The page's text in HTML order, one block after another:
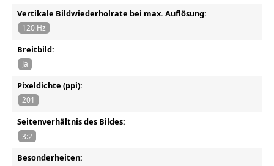
Vertikale Bildwiederholrate bei max. Auflösung:
120 Hz
Breitbild:
Ja
Pixeldichte (ppi):
201
Seitenverhältnis des Bildes:
3:2
Besonderheiten: